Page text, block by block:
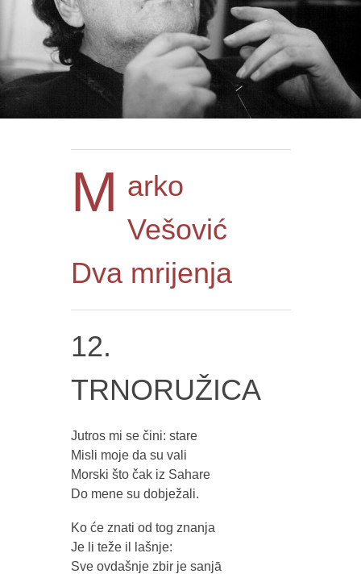
M arko
Vešović
Dva mrijenja
12.
TRNORUŽICA
Jutros mi se čini: stare
Misli moje da su vali
Morski što čak iz Sahare
Do mene su dobježali.
Ko će znati od tog znanja
Je li teže il lašnje:
Sve ovdašnje zbir je sanjā